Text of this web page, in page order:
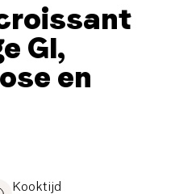
GI,
en
Kooktijd